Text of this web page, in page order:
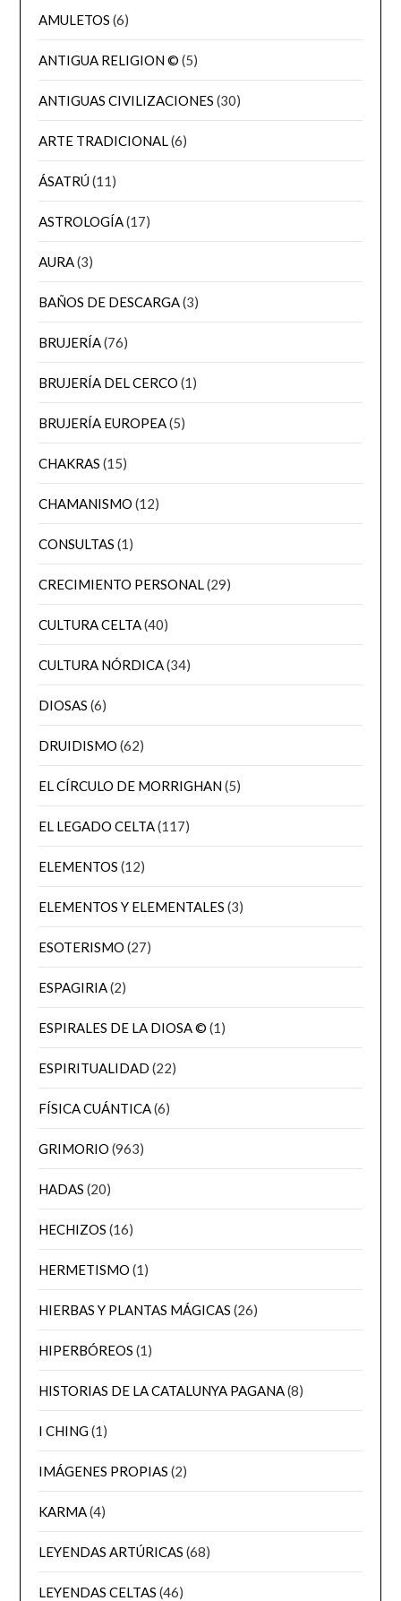
AMULETOS (6)
ANTIGUA RELIGION © (5)
ANTIGUAS CIVILIZACIONES (30)
ARTE TRADICIONAL(6)
ÁSATRÚ(11)
ASTROLOGÍA(17)
AURA(3)
BAÑOS DE DESCARGA(3)
BRUJERÍA(76)
BRUJERÍA DEL CERCO (1)
BRUJERÍA EUROPEA(5)
CHAKRAS (15)
CHAMANISMO (12)
CONSULTAS (1)
CRECIMIENTO PERSONAL(29)
CULTURA CELTA(40)
CULTURA NÓRDICA(34)
DIOSAS (6)
DRUIDISMO (62)
EL CÍRCULO DE MORRIGHAN(5)
EL LEGADO CELTA(117)
ELEMENTOS (12)
ELEMENTOS Y ELEMENTALES (3)
ESOTERISMO (27)
ESPAGIRIA(2)
ESPIRALES DE LA DIOSA © (1)
ESPIRITUALIDAD (22)
FÍSICA CUÁNTICA(6)
GRIMORIO (963)
HADAS (20)
HECHIZOS (16)
HERMETISMO (1)
HIERBAS Y PLANTAS MÁGICAS (26)
HIPERBÓREOS (1)
HISTORIAS DE LA CATALUNYA PAGANA(8)
I CHING(1)
IMÁGENES PROPIAS (2)
KARMA(4)
LEYENDAS ARTÚRICAS (68)
LEYENDAS CELTAS (46)